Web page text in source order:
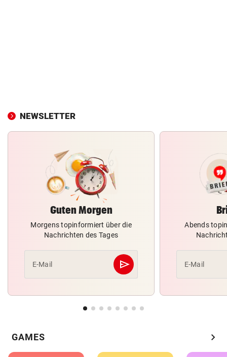
NEWSLETTER
Guten Morgen
Morgens topinformiert über die
Nachrichten des Tages
E-Mail send
Abschicken
Abends
E-Mail
GAMES chevron_right